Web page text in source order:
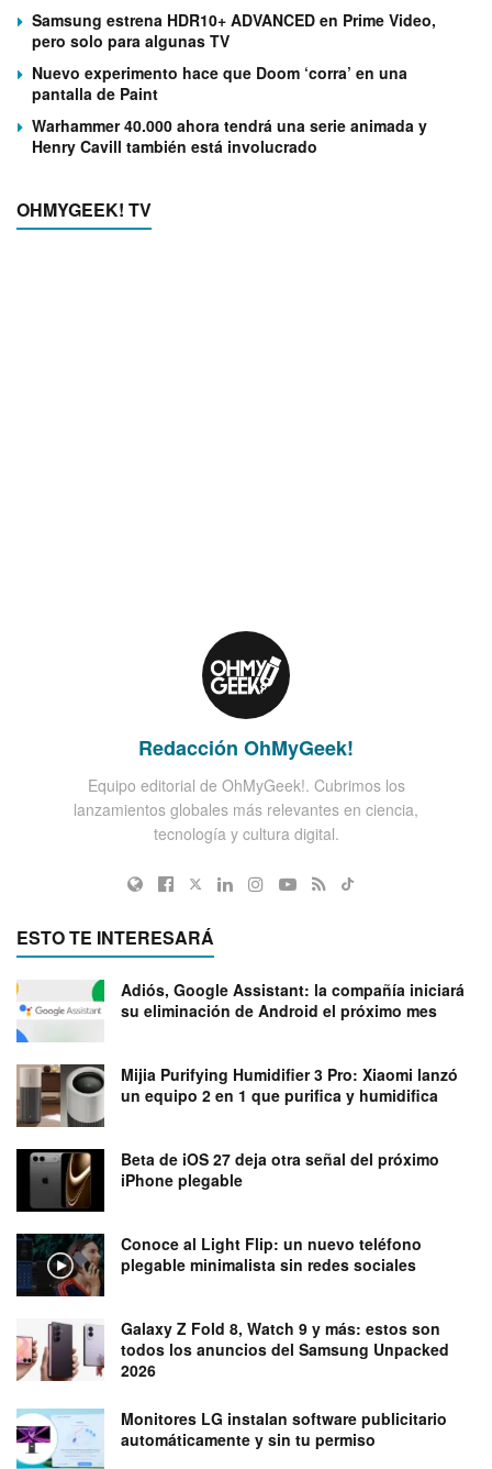
Samsung estrena HDR10+ ADVANCED en Prime Video,
pero solo para algunas TV
Nuevo experimento hace que Doom ‘corra’ en una
pantalla de Paint
Warhammer 40.000 ahora tendrá una serie animada y
Henry Cavill también está involucrado
OHMYGEEK! TV
Redacción OhMyGeek!
Equipo editorial de OhMyGeek!. Cubrimos los
lanzamientos globales más relevantes en ciencia,
tecnología y cultura digital.
ESTO TE INTERESARÁ
Adiós, Google Assistant: la compañía iniciará
su eliminación de Android el próximo mes
Mijia Purifying Humidifier 3 Pro: Xiaomi lanzó
un equipo 2 en 1 que purifica y humidifica
Beta de iOS 27 deja otra señal del próximo
iPhone plegable
Conoce al Light Flip: un nuevo teléfono
plegable minimalista sin redes sociales
Galaxy Z Fold 8, Watch 9 y más: estos son
todos los anuncios del Samsung Unpacked
2026
Monitores LG instalan software publicitario
automáticamente y sin tu permiso